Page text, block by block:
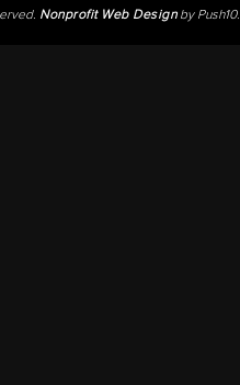
Nonprofit Web Designby Push10.